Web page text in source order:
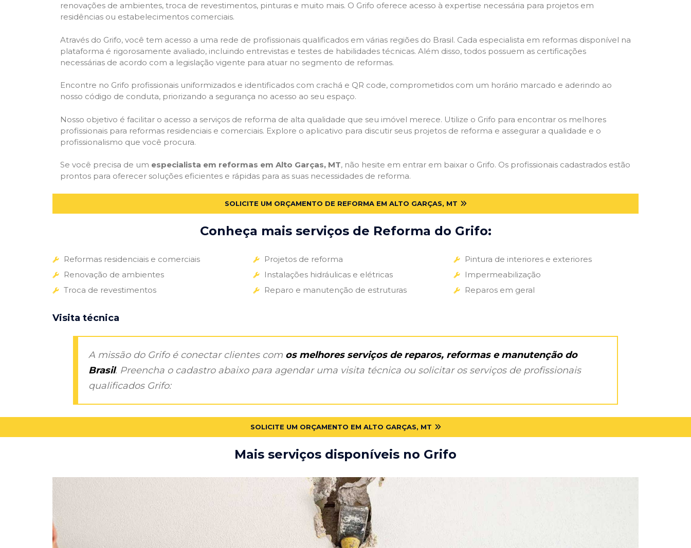
renovações de ambientes, troca de revestimentos, pinturas e muito mais. O Grifo oferece acesso à expertise necessária para projetos em
residências ou estabelecimentos comerciais.
Através do Grifo, você tem acesso a uma rede de profissionais qualificados em várias regiões do Brasil. Cada especialista em reformas disponível na
plataforma é rigorosamente avaliado, incluindo entrevistas e testes de habilidades técnicas. Além disso, todos possuem as certificações
necessárias de acordo com a legislação vigente para atuar no segmento de reformas.
Encontre no Grifo profissionais uniformizados e identificados com crachá e QR code, comprometidos com um horário marcado e aderindo ao
nosso código de conduta, priorizando a segurança no acesso ao seu espaço.
Nosso objetivo é facilitar o acesso a serviços de reforma de alta qualidade que seu imóvel merece. Utilize o Grifo para encontrar os melhores
profissionais para reformas residenciais e comerciais. Explore o aplicativo para discutir seus projetos de reforma e assegurar a qualidade e o
profissionalismo que você procura.
Se você precisa de um especialista em reformas em Alto Garças, MT, não hesite em entrar em baixar o Grifo. Os profissionais cadastrados estão
prontos para oferecer soluções eficientes e rápidas para as suas necessidades de reforma.
SOLICITE UM ORÇAMENTO DE REFORMA EM ALTO GARÇAS, MT
Conheça mais serviços de Reforma do Grifo:
Reformas residenciais e comerciais
Renovação de ambientes
Troca de revestimentos
Projetos de reforma
Instalações hidráulicas e elétricas
Reparo e manutenção de estruturas
Pintura de interiores e exteriores
Impermeabilização
Reparos em geral
Visita técnica
A missão do Grifo é conectar clientes com os melhores serviços de reparos, reformas e manutenção do
Brasil. Preencha o cadastro abaixo para agendar uma visita técnica ou solicitar os serviços de profissionais
qualificados Grifo:
SOLICITE UM ORÇAMENTO EM ALTO GARÇAS, MT
Mais serviços disponíveis no Grifo